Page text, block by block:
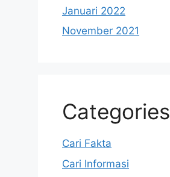
Januari 2022
November 2021
Categories
Cari Fakta
Cari Informasi